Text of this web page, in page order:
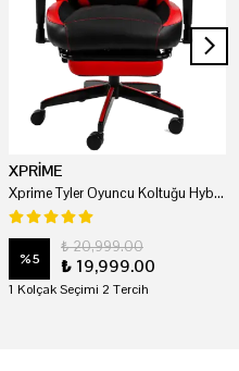
XPRİME
Xprime Tyler Oyuncu Koltuğu Hybrid Kumaş Kırmızı
%5
₺ 20,999.00
₺ 19,999.00
1 Kolçak Seçimi 2 Tercih